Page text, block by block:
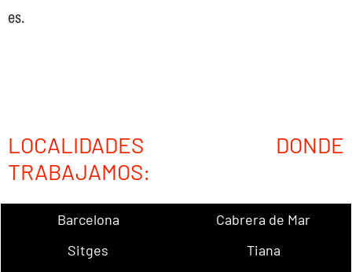
es.
LOCALIDADES DONDE
TRABAJAMOS:
Barcelona
Cabrera de Mar
Sitges
Tiana